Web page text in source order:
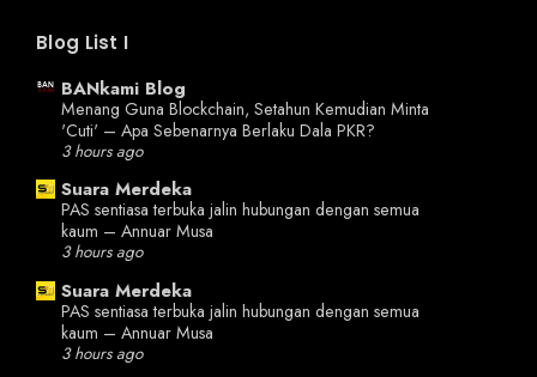
Blog List I
BANkami Blog
Menang Guna Blockchain, Setahun Kemudian Minta
'Cuti' – Apa Sebenarnya Berlaku Dala PKR?
3 hours ago
Suara Merdeka
PAS sentiasa terbuka jalin hubungan dengan semua
kaum – Annuar Musa
3 hours ago
Suara Merdeka
PAS sentiasa terbuka jalin hubungan dengan semua
kaum – Annuar Musa
3 hours ago